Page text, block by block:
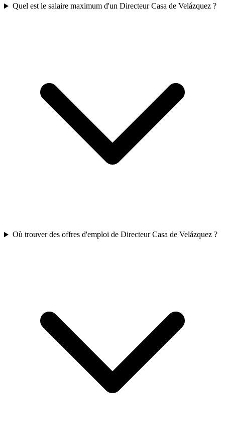
Quel est le salaire maximum d'un Directeur Casa de Velázquez ?
Où trouver des offres d'emploi de Directeur Casa de Velázquez ?